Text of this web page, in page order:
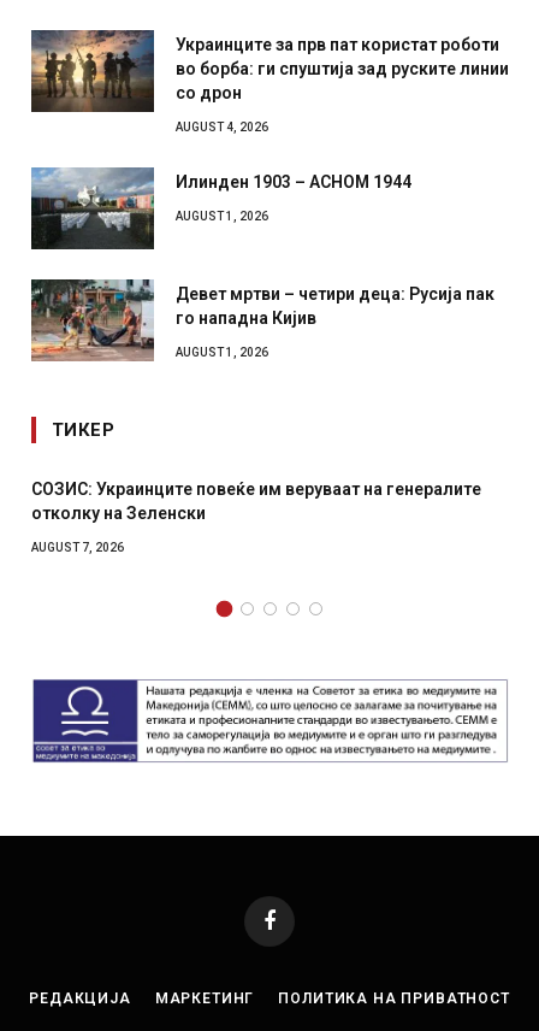
Украинците за прв пат користат роботи
во борба: ги спуштија зад руските линии
со дрон
AUGUST 4, 2026
Илинден 1903 – АСНОМ 1944
AUGUST 1, 2026
Девет мртви – четири деца: Русија пак
го нападна Кијив
AUGUST 1, 2026
ТИКЕР
СОЗИС: Украинците повеќе им веруваат на генералите
отколку на Зеленски
AUGUST 7, 2026
Facebook
РЕДАКЦИЈА МАРКЕТИНГ ПОЛИТИКА НА ПРИВАТНОСТ